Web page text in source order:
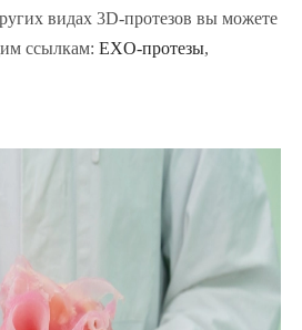
видах 3D-протезов вы можете
ссылкам: EXO-протезы,